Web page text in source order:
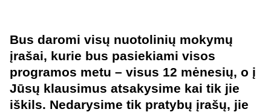
Bus daromi visų nuotolinių mokymų
įrašai, kurie bus pasiekiami visos
programos metu – visus 12 mėnesių, o į
Jūsų klausimus atsakysime kai tik jie
iškils. Nedarysime tik pratybų įrašų, jie